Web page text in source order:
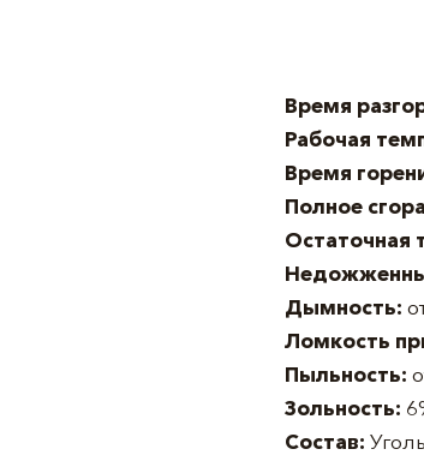
Время
Рабочая
Время
Полное
Остаточная
Дымность:
Ломкость
Пыльность:
Зольность:
Состав: